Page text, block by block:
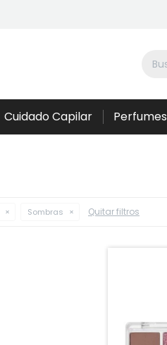
Cuidado Capilar Perfumes
Sombras Quitar filtros